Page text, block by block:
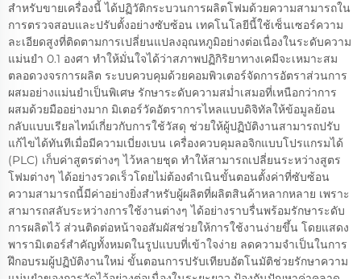
สำหรับขายเครื่องนี้ ได้ปฏิวัติกระบวนการผลิตโฟมด้วยความสามารถใน
การตรวจสอบและปรับตั้งอย่างซับซ้อน เทคโนโลยีนี้ใช้เซ็นเซอร์ความ
ละเอียดสูงที่ติดตามการเปลี่ยนแปลงอุณหภูมิอย่างต่อเนื่องในระดับความ
แม่นยำ 0.1 องศา ทำให้มั่นใจได้ว่าสภาพปฏิกิริยาทางเคมีจะเหมาะสม
ตลอดวงจรการผลิต ระบบควบคุมด้วยคอมพิวเตอร์จัดการอัตราส่วนการ
ผสมอย่างแม่นยำเป็นพิเศษ รักษาระดับความสม่ำเสมอที่เหนือกว่าการ
ผสมด้วยมืออย่างมาก มิเตอร์วัดอัตราการไหลแบบดิจิทัลให้ข้อมูลย้อน
กลับแบบเรียลไทม์เกี่ยวกับการใช้วัสดุ ช่วยให้ผู้ปฏิบัติงานสามารถปรับ
แก้ไขได้ทันทีเมื่อมีความเบี่ยงเบน เครื่องควบคุมลอจิกแบบโปรแกรมได้
(PLC) เก็บค่าสูตรต่างๆ ไว้หลายชุด ทำให้สามารถเปลี่ยนระหว่างสูตร
โฟมต่างๆ ได้อย่างรวดเร็วโดยไม่ต้องดำเนินขั้นตอนตั้งค่าที่ซับซ้อน
ความสามารถนี้มีค่าอย่างยิ่งสำหรับผู้ผลิตที่ผลิตสินค้าหลากหลาย เพราะ
สามารถสลับระหว่างการใช้งานต่างๆ ได้อย่างราบรื่นพร้อมรักษาระดับ
การผลิตไว้ ส่วนติดต่อหน้าจอสัมผัสช่วยให้การใช้งานง่ายขึ้น โดยแสดง
พารามิเตอร์สำคัญทั้งหมดในรูปแบบที่เข้าใจง่าย ลดความจำเป็นในการ
ฝึกอบรมผู้ปฏิบัติงานใหม่ ขั้นตอนการปรับเทียบอัตโนมัติช่วยรักษาความ